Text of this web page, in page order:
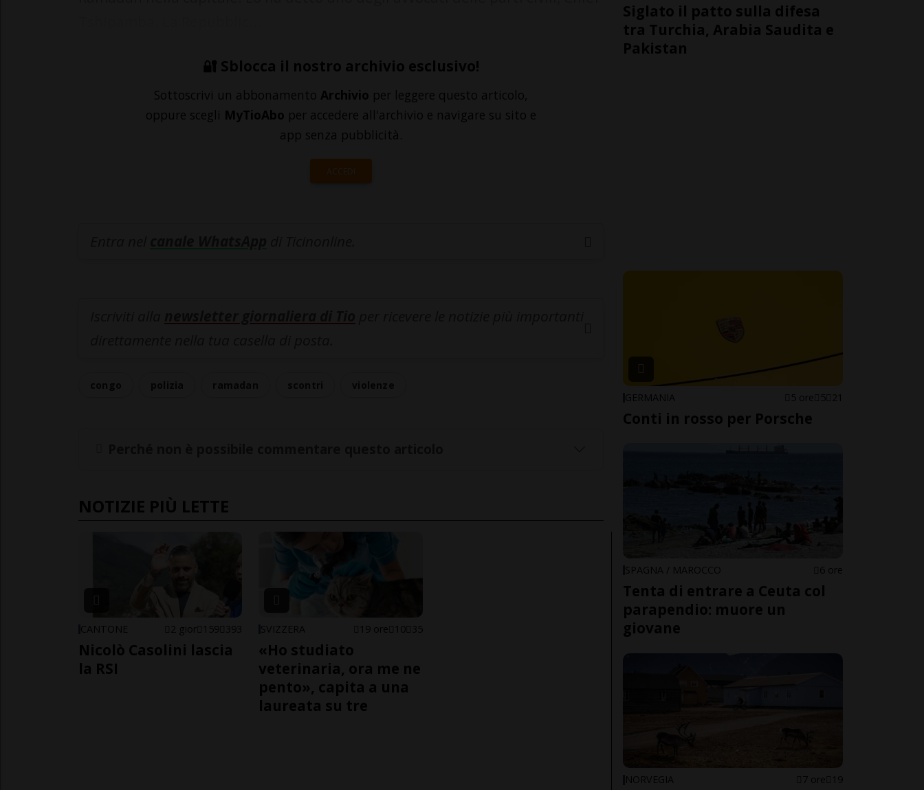
🔐 Sblocca il nostro archivio esclusivo!
Sottoscrivi un abbonamento Archivio per leggere questo articolo,
oppure scegli MyTioAbo per accedere all'archivio e navigare su sito e
app senza pubblicità.
ACCEDI
NOTIZIE PIÙ LETTE
CANTONE 2 gior 159 393
Nicolò Casolini lascia
la RSI
SVIZZERA 19 ore 10 35
«Ho studiato
veterinaria, ora me ne
pento», capita a una
laureata su tre
Siglato il patto sulla difesa
tra Turchia, Arabia Saudita e
Pakistan
GERMANIA 5 ore 5 21
Conti in rosso per Porsche
SPAGNA / MAROCCO 6 ore
Tenta di entrare a Ceuta col
parapendio: muore un
giovane
NORVEGIA 7 ore 19